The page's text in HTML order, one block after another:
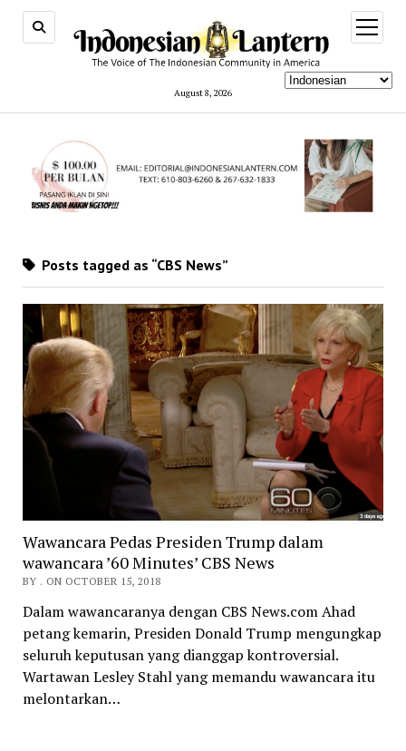
August 8, 2026
open
menu
Posts tagged as “CBS News”
Wawancara Pedas Presiden Trump dalam
wawancara ’60 Minutes’ CBS News
BY . ON OCTOBER 15, 2018
Dalam wawancaranya dengan CBS News.com Ahad
petang kemarin, Presiden Donald Trump mengungkap
seluruh keputusan yang dianggap kontroversial.
Wartawan Lesley Stahl yang memandu wawancara itu
melontarkan…